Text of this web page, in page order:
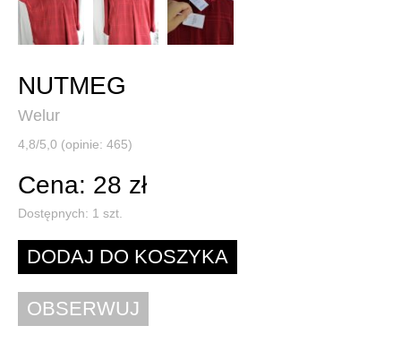
NUTMEG
Welur
4,8/5,0 (opinie: 465)
Cena: 28 zł
Dostępnych: 1 szt.